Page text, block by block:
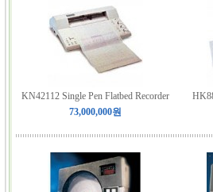
KN42112 Single Pen Flatbed Recorder
73,000,000원